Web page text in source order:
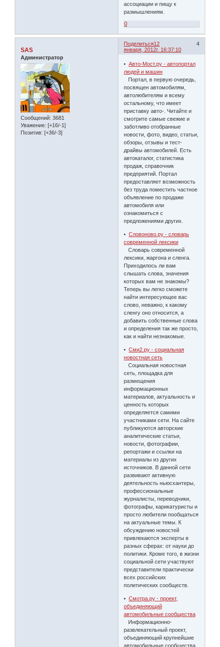
ассоциации и пищу к
размышлениям.
0
Поделиться 4
12
января, 2012г. 16:37:10
SAS
Администратор
Сообщений: 3681
Уважение: [+16/-1]
Позитив: [+36/-3]
•Авто-Мост.ру - автопортал
людей и машин
Портал, в первую очередь,
посвящен автомобилям,
автолюбителям и всему
остальному, что имеет
приставку авто-. Читайте и
смотрите самые свежие и
заботливо отобранные
новости, фото, видео, статьи,
обзоры, отзывы и тест-
драйвы автомобилей. Есть
автокаталог, статистика
продаж, справочник
предприятий. Портал
предоставляет возможность
без труда поместить частное
объявление по продаже
автомобиля или
ознакомиться с
предложениями других.
•Словоново.ру - словарь
современной лексики
Словарь современной
лексики, жаргона и сленга.
Приходилось ли вам
слышать слова, значения
которых вам не знакомы?
Теперь вы легко сможете
найти интересующее вас
слово, неважно, к какому
сленгу оно относится, а
добавить собственные слова
и определения так же просто,
как и найти незнакомые.
•Сми2.ру - социальная
новостная сеть
Социальная новостная
сеть, площадка для
размещения
информационных
материалов, актуальность и
ценность которых
определяется самими
участниками сети. На сайте
публикуются авторские
аналитические статьи,
новости, фотографии,
репортажи и ссылки на
материалы из других
источников. В данной сети
развивают активную
деятельность ньюсхантеры,
профессиональные
журналисты, переводчики,
фотографы, карикатуристы и
просто любители пообщаться
на актуальные темы. К
обсуждению новостей
привлекаются эксперты в
разных сферах: от науки до
политики. Кроме того, в жизни
социальной сети участвуют
представители практически
всех российских
политических сообществ.
•Смотра.ру - проект,
объединяющий
автомобильные сообщества
Информационно-
развлекательный проект,
объединяющий крупнейшие
автомобильные сообщества